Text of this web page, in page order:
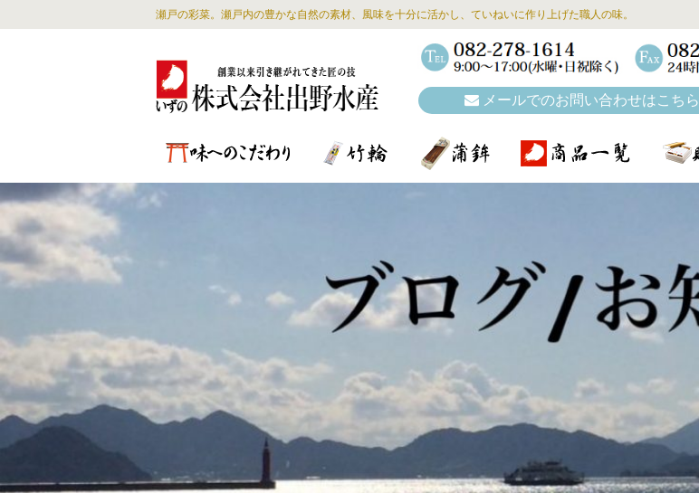
瀬戸の彩菜。瀬戸内の豊かな自然の素材、風味を十分に活かし、ていねいに作り上げた職人の味。
メールでのお問い合わせはこちら